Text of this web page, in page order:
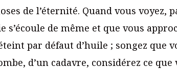
de l’éternité. Quand vous voyez,
de même et que vous
par défaut d’huile ; songez que
d’un cadavre, considérez ce